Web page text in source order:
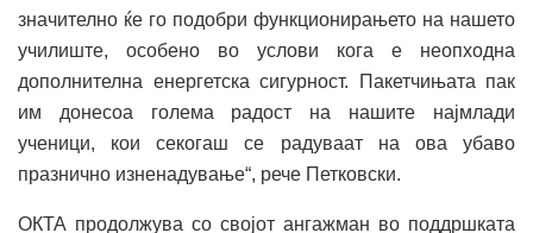
значително ќе го подобри функционирањето на нашето
училиште, особено во услови кога е неопходна
дополнителна енергетска сигурност. Пакетчињата пак
им донесоа голема радост на нашите најмлади
ученици, кои секогаш се радуваат на ова убаво
празнично изненадување“, рече Петковски.
ОКТА продолжува со својот ангажман во поддршката